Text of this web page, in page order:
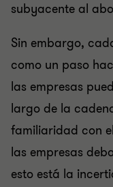
subyacente al
Sin embargo,
como un paso
las empresas
largo de la
familiaridad con
las empresas
esto está la